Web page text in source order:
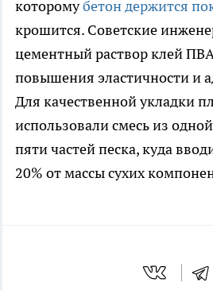
которомубетон держится
крошится. Советские
цементный раствор клей
повышения эластичности и
Для качественной укладки
использовали смесь из
пяти частей песка, куда
20% от массы сухих